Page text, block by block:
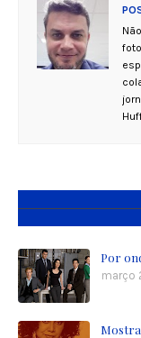
Por
março
Mostra